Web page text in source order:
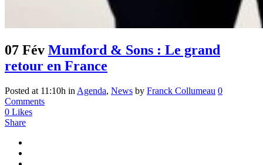
07 Fév Mumford & Sons : Le grand
retour en France
Posted at 11:10h in Agenda, News by Franck Collumeau 0
Comments
0 Likes
Share